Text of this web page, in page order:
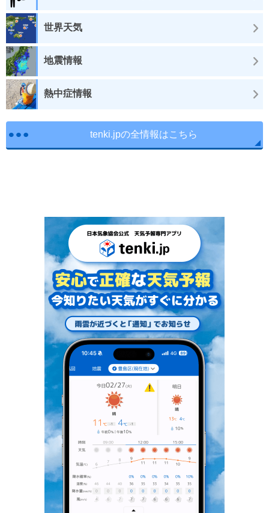
世界天気
地震情報
熱中症情報
tenki.jpの全情報はこちら